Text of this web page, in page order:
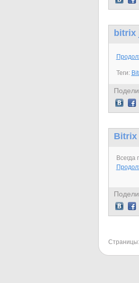
bitrix
Теги:
Bitrix
Всегда
Страницы: